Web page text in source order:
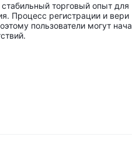
торговый опыт для
Процесс регистрации и вери
пользователи могут нача